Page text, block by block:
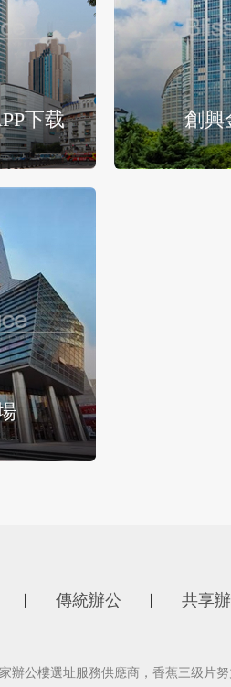
下载 創興
傳統辦公 共享
公樓選址服務供應商，香蕉三级片努